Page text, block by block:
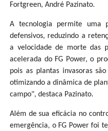
Fortgreen, André Pazinato.
A tecnologia permite uma
defensivos, reduzindo a
a velocidade de morte das
acelerada do FG Power, o
pois as plantas invasoras
otimizando a dinâmica de
campo", destaca Pazinato.
Além de sua eficácia no
emergência, o FG Power foi